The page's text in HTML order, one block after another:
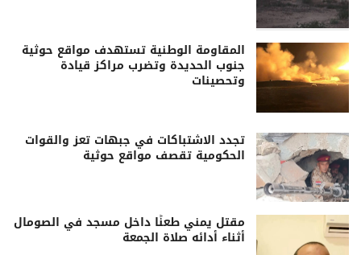
المقاومة الوطنية تستهدف مواقع حوثية
جنوب الحديدة وتضرب مراكز قيادة
وتحصينات
تجدد الاشتباكات في جبهات تعز والقوات
الحكومية تقصف مواقع حوثية
مقتل يمني طعنًا داخل مسجد في الصومال
أثناء أدائه صلاة الجمعة